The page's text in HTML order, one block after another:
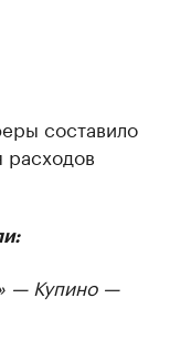
составило
расходов
— Купино —